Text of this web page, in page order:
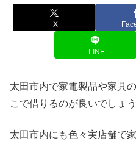
X
LINE
太田市内で家電製品や家具
こで借りるのが良いでしょ
太田市内にも色々実店舗で